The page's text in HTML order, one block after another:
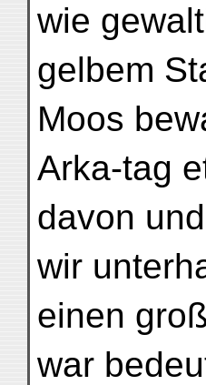
wie
gelbem
Moos
Arka-tag
davon
wir
einen
war